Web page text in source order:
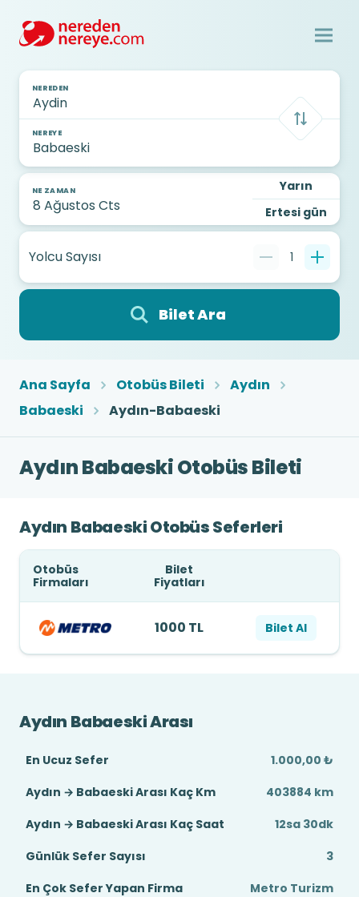
NEREDEN
NEREYE
NE ZAMAN
Yarın
Ertesi gün
Yolcu Sayısı 1
Bilet Ara
Ana Sayfa Otobüs Bileti
Aydın
Babaeski
Aydın-Babaeski
Aydın Babaeski Otobüs Bileti
Aydın Babaeski Otobüs Seferleri
Otobüs
Firmaları
Bilet
Fiyatları
1000 TL Bilet Al
Aydın Babaeski Arası
En Ucuz Sefer
1.000,00 ₺
Aydın → Babaeski Arası Kaç Km
403884 km
Aydın → Babaeski Arası Kaç Saat
12sa 30dk
Günlük Sefer Sayısı
3
En Çok Sefer Yapan Firma
Metro Turizm